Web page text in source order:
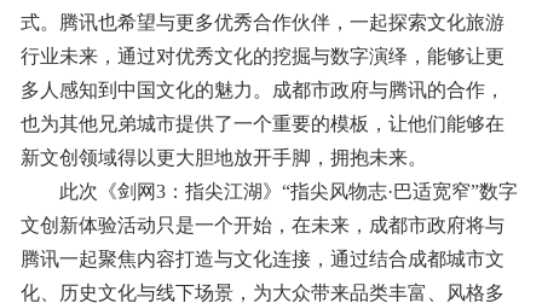
式。腾讯也希望与更多优秀合作伙伴，一起探索文化旅游
行业未来，通过对优秀文化的挖掘与数字演绎，能够让更
多人感知到中国文化的魅力。成都市政府与腾讯的合作，
也为其他兄弟城市提供了一个重要的模板，让他们能够在
新文创领域得以更大胆地放开手脚，拥抱未来。
此次《剑网3：指尖江湖》“指尖风物志·巴适宽窄”数字
文创新体验活动只是一个开始，在未来，成都市政府将与
腾讯一起聚焦内容打造与文化连接，通过结合成都城市文
化、历史文化与线下场景，为大众带来品类丰富、风格多